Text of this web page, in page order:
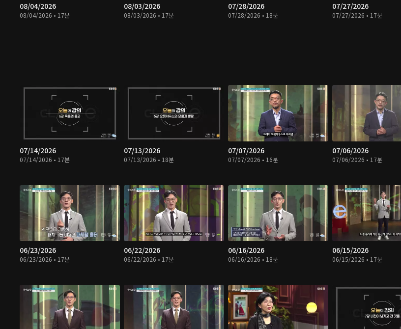
08/04/2026
08/04/2026 • 17분
08/03/2026
08/03/2026 • 17분
07/28/2026
07/28/2026 • 18분
07/27/2026
07/27/2026 • 17분
07/14/2026
07/14/2026 • 17분
07/13/2026
07/13/2026 • 18분
07/07/2026
07/07/2026 • 16분
07/06/2026
07/06/2026 • 17분
06/23/2026
06/23/2026 • 17분
06/22/2026
06/22/2026 • 17분
06/16/2026
06/16/2026 • 18분
06/15/2026
06/15/2026 • 17분